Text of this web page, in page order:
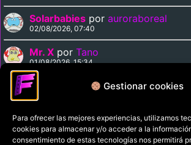
Gestionar cookies
Para ofrecer las mejores experiencias, utilizamos
cookies para almacenar y/o acceder a la
consentimiento de estas tecnologías nos permitirá
Solarbabies por auroraboreal
02/08/2026, 07:40
Mr. X por Tano
01/08/2026, 15:34
Medusa Against the Son of
Política de privacidad